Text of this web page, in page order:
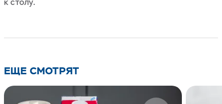
к столу.
ЕЩЕ СМОТРЯТ